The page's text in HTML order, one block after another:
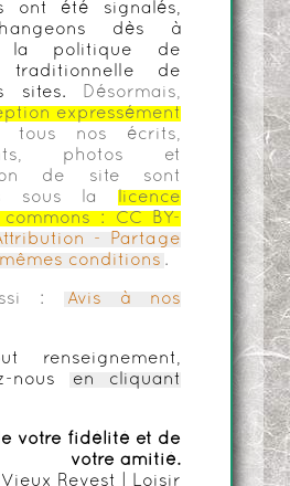
ont été signalés,
dès à
la politique de
traditionnelle de
sites.
Désormais,
expressément
tous nos écrits,
photos et
de site sont
sous la
licence
commons :
CC BY-
- Partage
conditions .
:
Avis à nos
renseignement,
nous
en cliquant
votre fidélité et de
votre amitié.
Revest | Loisir